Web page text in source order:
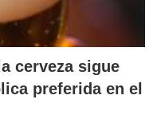
cerveza sigue
preferida en el